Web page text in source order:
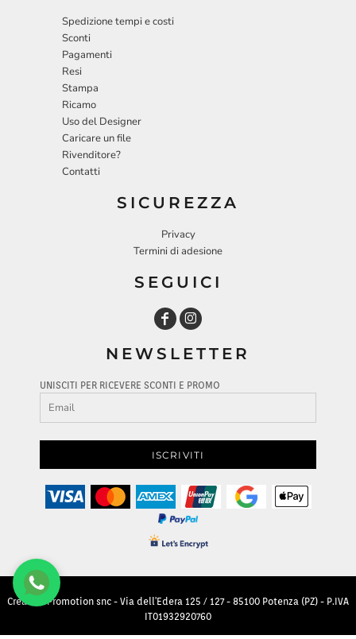
Spedizione tempi e costi
Sconti
Pagamenti
Resi
Stampa
Ricamo
Uso del Designer
Caricare un file
Rivenditore?
Contatti
SICUREZZA
Privacy
Termini di adesione
SEGUICI
NEWSLETTER
UNISCITI PER RICEVERE SCONTI E PROMO
ISCRIVITI
Creative Promotion snc - Via dell'Edera 125 / 127 - 85100 Potenza (PZ) - P.IVA
IT01932920760